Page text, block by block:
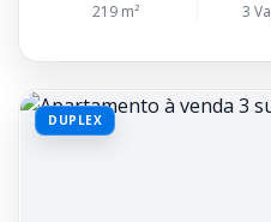
219 m² 3
DUPLEX